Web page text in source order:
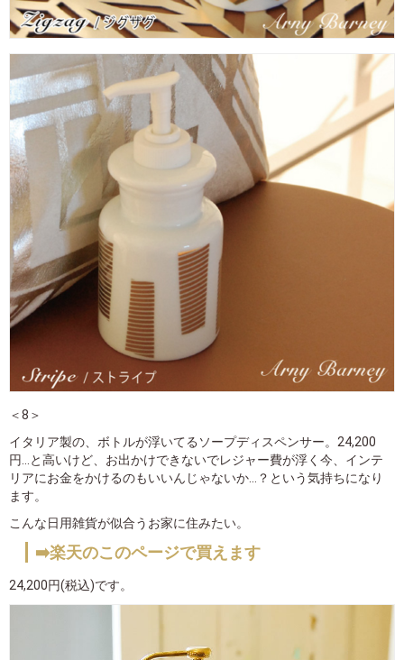
＜8＞
イタリア製の、ボトルが浮いてるソープディスペンサー。24,200
円...と高いけど、お出かけできないでレジャー費が浮く今、インテ
リアにお金をかけるのもいいんじゃないか...？という気持ちになり
ます。
こんな日用雑貨が似合うお家に住みたい。
➡️楽天のこのページで買えます
24,200円(税込)です。